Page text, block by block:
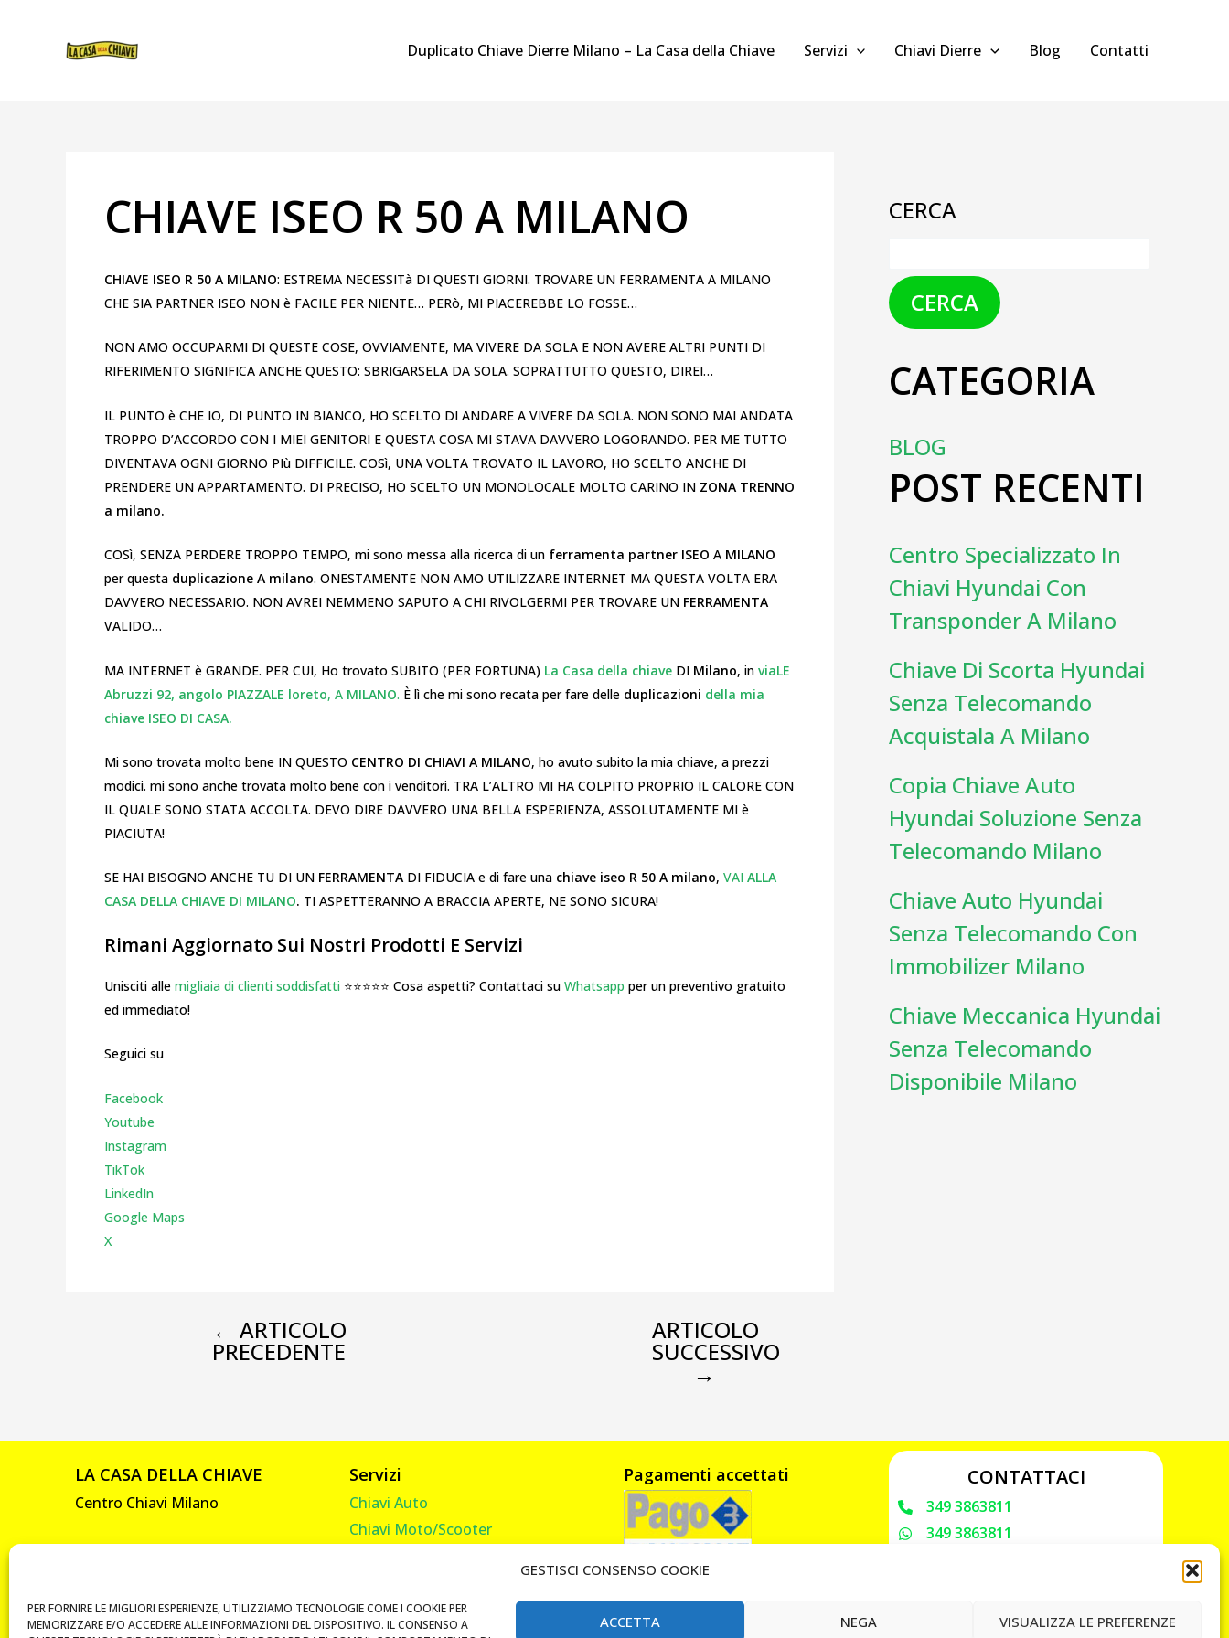
GESTISCI CONSENSO COOKIE
PER FORNIRE LE MIGLIORI ESPERIENZE, UTILIZZIAMO TECNOLOGIE COME I COOKIE PER
MEMORIZZARE E/O ACCEDERE ALLE INFORMAZIONI DEL DISPOSITIVO. IL CONSENSO A
ACCETTA NEGA VISUALIZZA LE PREFERENZE
CONTENUTO
Duplicato Chiave Dierre Milano – La Casa della Chiave Servizi Chiavi Dierre Blog Contatti
CHIAVE ISEO R 50 A MILANO
CHIAVE ISEO R 50 A MILANO: ESTREMA NECESSITà DI QUESTI GIORNI. TROVARE UN FERRAMENTA A MILANO
CHE SIA PARTNER ISEO NON è FACILE PER NIENTE… PERò, MI PIACEREBBE LO FOSSE…
NON AMO OCCUPARMI DI QUESTE COSE, OVVIAMENTE, MA VIVERE DA SOLA E NON AVERE ALTRI PUNTI DI
RIFERIMENTO SIGNIFICA ANCHE QUESTO: SBRIGARSELA DA SOLA. SOPRATTUTTO QUESTO, DIREI…
IL PUNTO è CHE IO, DI PUNTO IN BIANCO, HO SCELTO DI ANDARE A VIVERE DA SOLA. NON SONO MAI ANDATA
TROPPO D’ACCORDO CON I MIEI GENITORI E QUESTA COSA MI STAVA DAVVERO LOGORANDO. PER ME TUTTO
DIVENTAVA OGNI GIORNO PIù DIFFICILE. COSì, UNA VOLTA TROVATO IL LAVORO, HO SCELTO ANCHE DI
PRENDERE UN APPARTAMENTO. DI PRECISO, HO SCELTO UN MONOLOCALE MOLTO CARINO IN ZONA TRENNO
a milano.
COSì, SENZA PERDERE TROPPO TEMPO, mi sono messa alla ricerca di un ferramenta partner ISEO A MILANO
per questa duplicazione A milano. ONESTAMENTE NON AMO UTILIZZARE INTERNET MA QUESTA VOLTA ERA
DAVVERO NECESSARIO. NON AVREI NEMMENO SAPUTO A CHI RIVOLGERMI PER TROVARE UN FERRAMENTA
VALIDO…
MA INTERNET è GRANDE. PER CUI, Ho trovato SUBITO (PER FORTUNA) La Casa della chiave DI Milano, in viaLE
Abruzzi 92, angolo PIAZZALE loreto, A MILANO. È lì che mi sono recata per fare delle duplicazioni della mia
chiave ISEO DI CASA.
Mi sono trovata molto bene IN QUESTO CENTRO DI CHIAVI A MILANO, ho avuto subito la mia chiave, a prezzi
modici. mi sono anche trovata molto bene con i venditori. TRA L’ALTRO MI HA COLPITO PROPRIO IL CALORE CON
IL QUALE SONO STATA ACCOLTA. DEVO DIRE DAVVERO UNA BELLA ESPERIENZA, ASSOLUTAMENTE MI è
PIACIUTA!
SE HAI BISOGNO ANCHE TU DI UN FERRAMENTA DI FIDUCIA e di fare una chiave iseo R 50 A milano, VAI ALLA
CASA DELLA CHIAVE DI MILANO. TI ASPETTERANNO A BRACCIA APERTE, NE SONO SICURA!
Rimani Aggiornato Sui Nostri Prodotti E Servizi
Unisciti alle migliaia di clienti soddisfatti ⭐⭐⭐⭐⭐ Cosa aspetti? Contattaci su Whatsapp per un preventivo gratuito
ed immediato!
Seguici su
Facebook
Youtube
Instagram
TikTok
LinkedIn
Google Maps
X
← ARTICOLO
PRECEDENTE
ARTICOLO
SUCCESSIVO
→
CERCA
CERCA
CATEGORIA
BLOG
POST RECENTI
Centro Specializzato In
Chiavi Hyundai Con
Transponder A Milano
Chiave Di Scorta Hyundai
Senza Telecomando
Acquistala A Milano
Copia Chiave Auto
Hyundai Soluzione Senza
Telecomando Milano
Chiave Auto Hyundai
Senza Telecomando Con
Immobilizer Milano
Chiave Meccanica Hyundai
Senza Telecomando
Disponibile Milano
LA CASA DELLA CHIAVE
Centro Chiavi Milano
P. IVA 10585330961
Servizi
Chiavi Auto
Chiavi Moto/Scooter
Telecomandi Cancello
Pagamenti accettati CONTATTACI
349 3863811
349 3863811